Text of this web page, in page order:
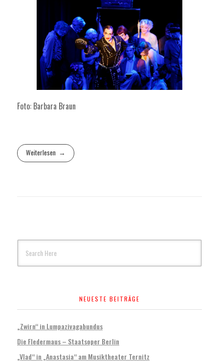
Foto: Barbara Braun
Weiterlesen
NEUESTE BEITRÄGE
„Zwirn“ in Lumpazivagabundus
Die Fledermaus – Staatsoper Berlin
„Vlad“ in „Anastasia“ am Musiktheater Ternitz